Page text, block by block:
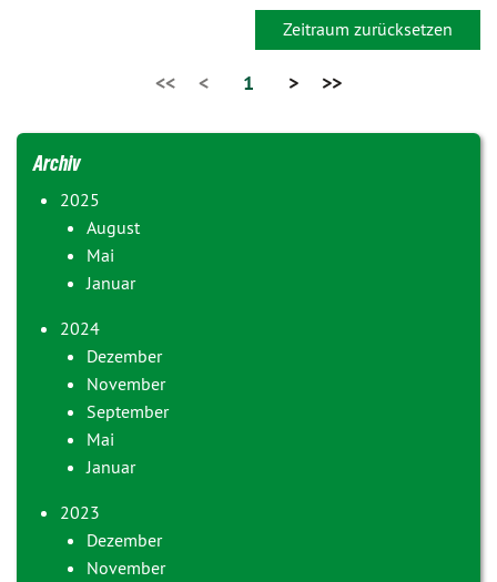
Zeitraum zurücksetzen
<< < 1 > >>
Archiv
2025
August
Mai
Januar
2024
Dezember
November
September
Mai
Januar
2023
Dezember
November